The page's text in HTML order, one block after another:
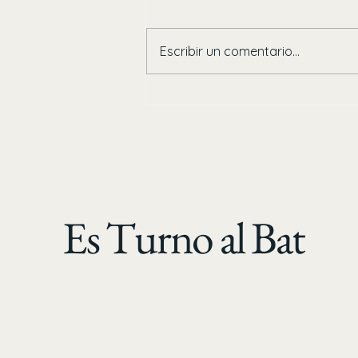
Escribir un comentario...
Es Turno al Bat